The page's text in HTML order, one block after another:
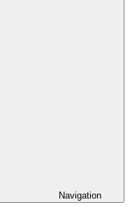
Navigation